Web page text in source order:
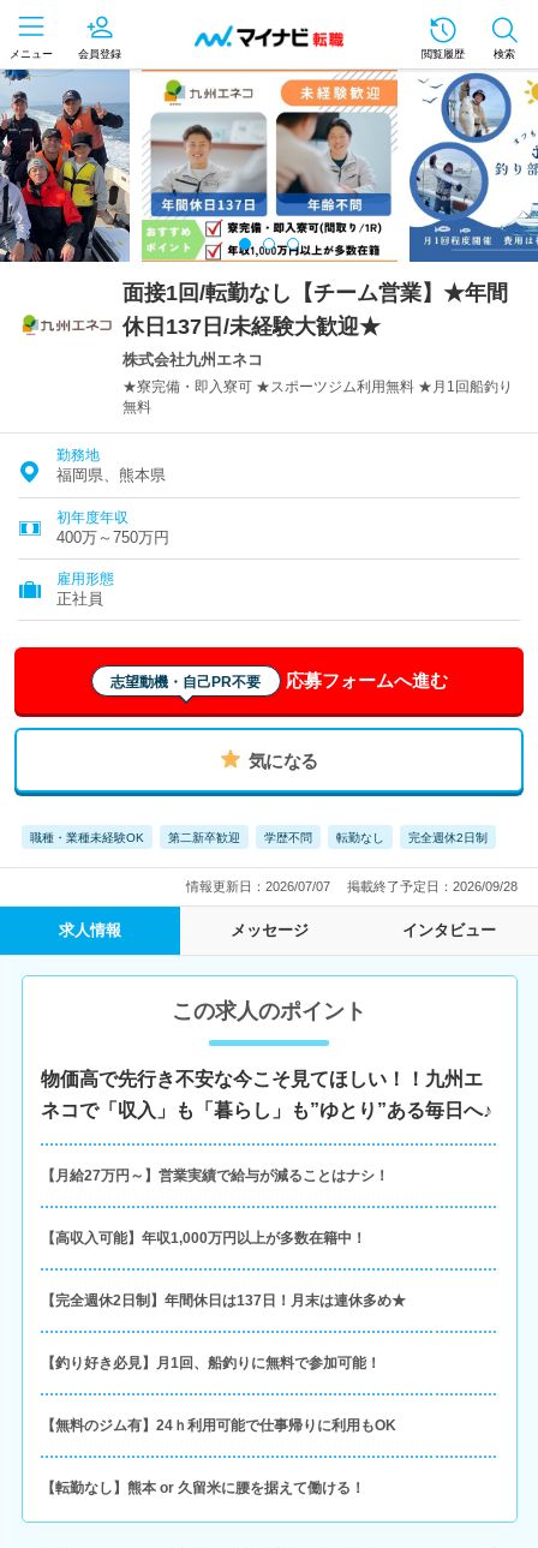
メニュー 会員登録 閲覧履歴 検索
面接1回/転勤なし【チーム営業】★年間
休日137日/未経験大歓迎★
株式会社九州エネコ
★寮完備・即入寮可 ★スポーツジム利用無料 ★月1回船釣り
無料
勤務地
福岡県、熊本県
初年度年収
400万～750万円
雇用形態
正社員
志望動機・自己PR不要 応募フォームへ進む
気になる
職種・業種未経験OK 第二新卒歓迎 学歴不問 転勤なし 完全週休2日制
情報更新日：2026/07/07 掲載終了予定日：2026/09/28
求人情報 メッセージ インタビュー
この求人のポイント
物価高で先行き不安な今こそ見てほしい！！九州エ
ネコで「収入」も「暮らし」も”ゆとり”ある毎日へ♪
【月給27万円～】営業実績で給与が減ることはナシ！
【高収入可能】年収1,000万円以上が多数在籍中！
【完全週休2日制】年間休日は137日！月末は連休多め★
【釣り好き必見】月1回、船釣りに無料で参加可能！
【無料のジム有】24ｈ利用可能で仕事帰りに利用もOK
【転勤なし】熊本 or 久留米に腰を据えて働ける！